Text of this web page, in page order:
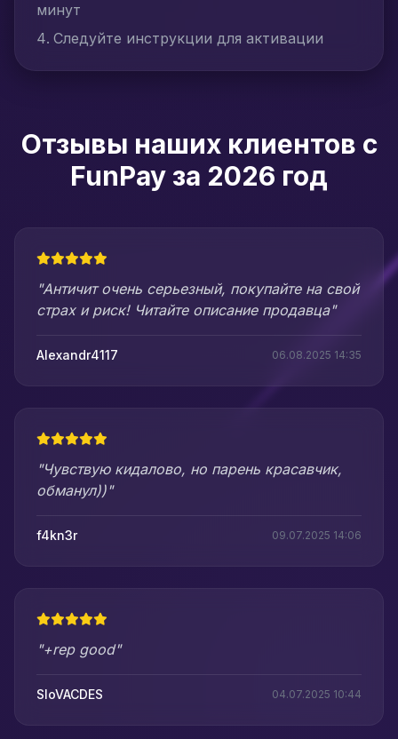
минут
Следуйте инструкции для активации
Отзывы наших клиентов с
FunPay за 2026 год
"Античит очень серьезный, покупайте на свой
страх и риск! Читайте описание продавца"
Alexandr4117 06.08.2025 14:35
"Чувствую кидалово, но парень красавчик,
обманул))"
f4kn3r 09.07.2025 14:06
"+rep good"
SloVACDES 04.07.2025 10:44